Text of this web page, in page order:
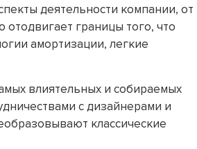
деятельности компании, от
границы того, что
амортизации, легкие
влиятельных и собираемых
с дизайнерами и
классические